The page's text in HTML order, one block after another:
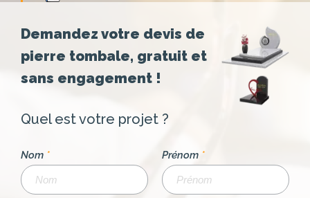
Demandez votre devis de
pierre tombale, gratuit et
sans engagement !
Quel est votre projet ?
Nom * Prénom *